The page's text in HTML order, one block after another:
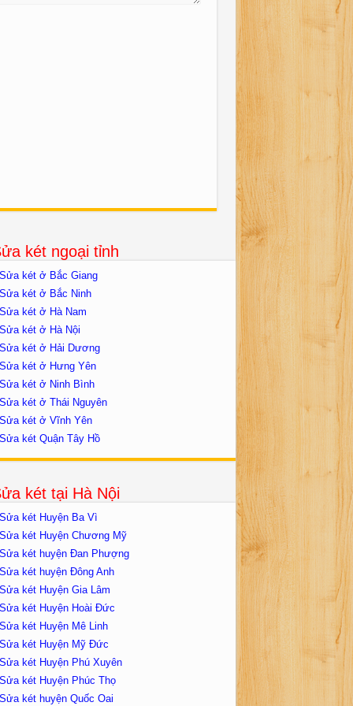
két ngoại tỉnh
két ở Bắc Giang
két ở Bắc Ninh
két ở Hà Nam
két ở Hà Nội
két ở Hải Dương
két ở Hưng Yên
két ở Ninh Bình
két ở Thái Nguyên
két ở Vĩnh Yên
két Quận Tây Hồ
két tại Hà Nội
két Huyện Ba Vì
két Huyện Chương Mỹ
két huyện Đan Phượng
két huyện Đông Anh
két Huyện Gia Lâm
két Huyện Hoài Đức
két Huyện Mê Linh
két Huyện Mỹ Đức
két Huyện Phú Xuyên
két Huyện Phúc Thọ
két huyện Quốc Oai